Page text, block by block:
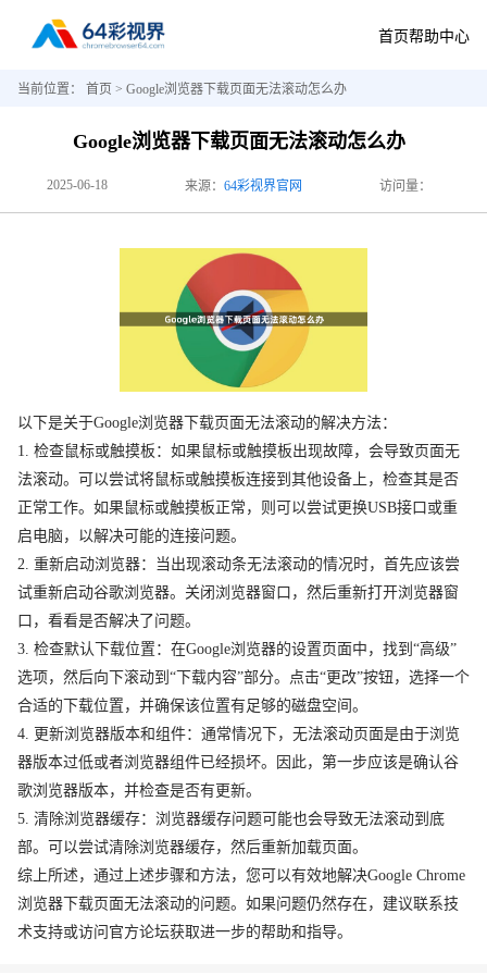
首页帮助中心
当前位置： 首页 > Google浏览器下载页面无法滚动怎么办
Google浏览器下载页面无法滚动怎么办
2025-06-18 来源： 64彩视界官网 访问量：
以下是关于Google浏览器下载页面无法滚动的解决方法：
1. 检查鼠标或触摸板：如果鼠标或触摸板出现故障，会导致页面无
法滚动。可以尝试将鼠标或触摸板连接到其他设备上，检查其是否
正常工作。如果鼠标或触摸板正常，则可以尝试更换USB接口或重
启电脑，以解决可能的连接问题。
2. 重新启动浏览器：当出现滚动条无法滚动的情况时，首先应该尝
试重新启动谷歌浏览器。关闭浏览器窗口，然后重新打开浏览器窗
口，看看是否解决了问题。
3. 检查默认下载位置：在Google浏览器的设置页面中，找到“高级”
选项，然后向下滚动到“下载内容”部分。点击“更改”按钮，选择一个
合适的下载位置，并确保该位置有足够的磁盘空间。
4. 更新浏览器版本和组件：通常情况下，无法滚动页面是由于浏览
器版本过低或者浏览器组件已经损坏。因此，第一步应该是确认谷
歌浏览器版本，并检查是否有更新。
5. 清除浏览器缓存：浏览器缓存问题可能也会导致无法滚动到底
部。可以尝试清除浏览器缓存，然后重新加载页面。
综上所述，通过上述步骤和方法，您可以有效地解决Google Chrome
浏览器下载页面无法滚动的问题。如果问题仍然存在，建议联系技
术支持或访问官方论坛获取进一步的帮助和指导。